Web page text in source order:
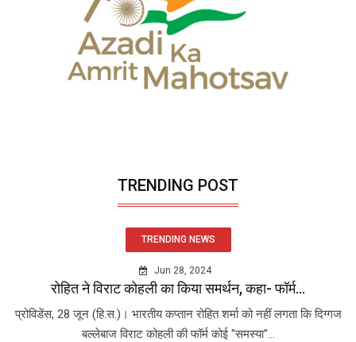
TRENDING POST
TRENDING NEWS
Jun 28, 2024
रोहित ने विराट कोहली का किया समर्थन, कहा- फॉर्म...
प्रोविडेंस, 28 जून (हि.स.)। भारतीय कप्तान रोहित शर्मा को नहीं लगता कि दिग्गज
बल्लेबाज विराट कोहली की फॉर्म कोई "समस्या"...